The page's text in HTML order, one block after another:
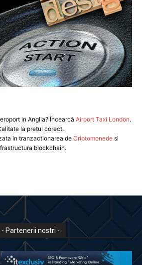
in Anglia? Încearcă Airport Taxi London.
la prețul corect.
in tranzactionarea de Criptomonedesi
blockchain.
- Partenerii nostri -